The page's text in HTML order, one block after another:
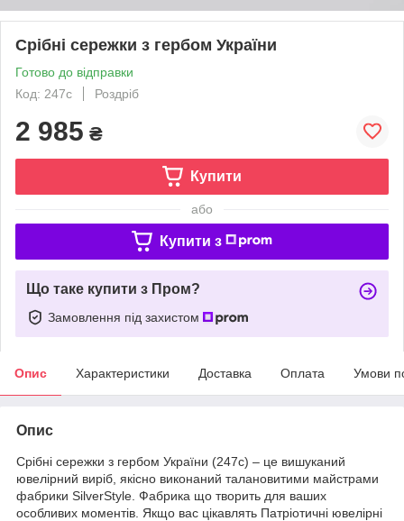
Срібні сережки з гербом України
Готово до відправки
Код: 247с
Роздріб
2 985 ₴
Купити
або
Купити з
Що таке купити з Пром?
Замовлення під захистом
Опис Характеристики Доставка Оплата Умови
Опис
Срібні сережки з гербом України (247с) – це вишуканий
ювелірний виріб, якісно виконаний талановитими майстрами
фабрики SilverStyle. Фабрика що творить для ваших
особливих моментів. Якщо вас цікавлять Патріотичні ювелірні